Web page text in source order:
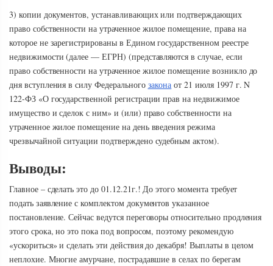
3) копии документов, устанавливающих или подтверждающих
право собственности на утраченное жилое помещение, права на
которое не зарегистрированы в Едином государственном реестре
недвижимости (далее — ЕГРН) (представляются в случае, если
право собственности на утраченное жилое помещение возникло до
дня вступления в силу Федерального закона от 21 июля 1997 г. N
122-ФЗ «О государственной регистрации прав на недвижимое
имущество и сделок с ним» и (или) право собственности на
утраченное жилое помещение на день введения режима
чрезвычайной ситуации подтверждено судебным актом).
Выводы:
Главное – сделать это до 01.12.21г.! До этого момента требует
подать заявление с комплектом документов указанное
постановление. Сейчас ведутся переговоры относительно продления
этого срока, но это пока под вопросом, поэтому рекомендую
«ускориться» и сделать эти действия до декабря! Выплаты в целом
неплохие. Многие амурчане, пострадавшие в селах по берегам